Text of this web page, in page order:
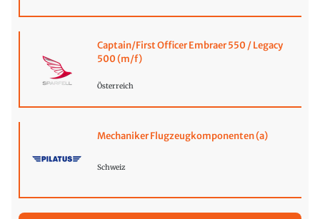
Captain/First Officer Embraer 550 / Legacy
500 (m/f)
Österreich
Mechaniker Flugzeugkomponenten (a)
Schweiz